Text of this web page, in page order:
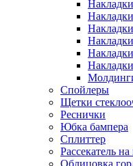
Спойлеры
Щетки
Реснички
Юбка бампера
Сплиттер
Рассекатель
Облицовка